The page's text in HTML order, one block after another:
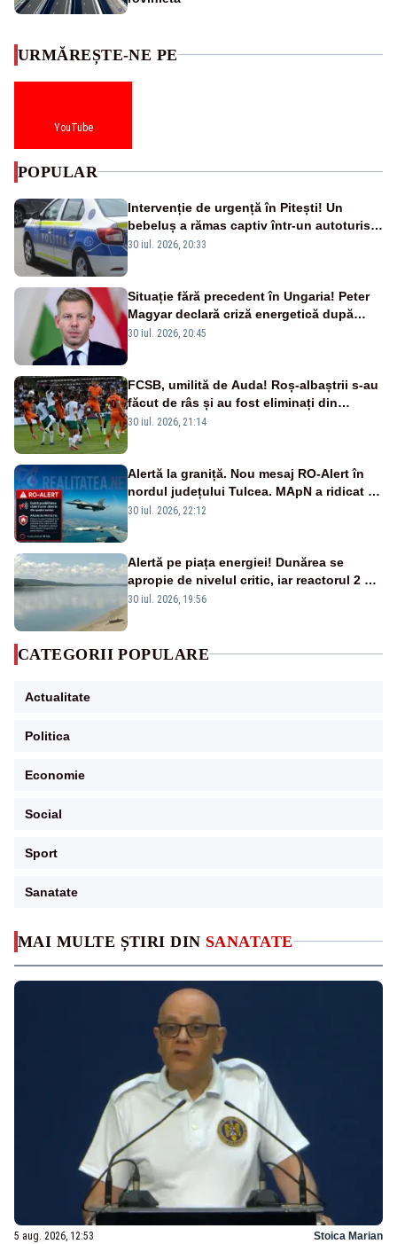
MAI MULTE ȘTIRI DIN SANATATE
5 aug. 2026, 12:53 Stoica Marian
URMĂREȘTE-NE PE
YouTube
POPULAR
Intervenție de urgență în Pitești! Un
bebeluș a rămas captiv într-un autoturism
din cauza unei defecțiuni
30 iul. 2026, 20:33
Situație fără precedent în Ungaria! Peter
Magyar declară criză energetică după
oprirea centralei de la Paks
30 iul. 2026, 20:45
FCSB, umilită de Auda! Roș-albaștrii s-au
făcut de râs și au fost eliminați din
Conference League
30 iul. 2026, 21:14
Alertă la graniță. Nou mesaj RO-Alert în
nordul județului Tulcea. MApN a ridicat de
la sol două avioane F-16
30 iul. 2026, 22:12
Alertă pe piața energiei! Dunărea se
apropie de nivelul critic, iar reactorul 2 de
la Cernavodă ar putea fi oprit
30 iul. 2026, 19:56
CATEGORII POPULARE
Actualitate
Politica
Economie
Social
Sport
Sanatate